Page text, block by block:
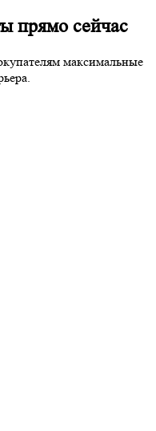
прямо сейчас
максимальные